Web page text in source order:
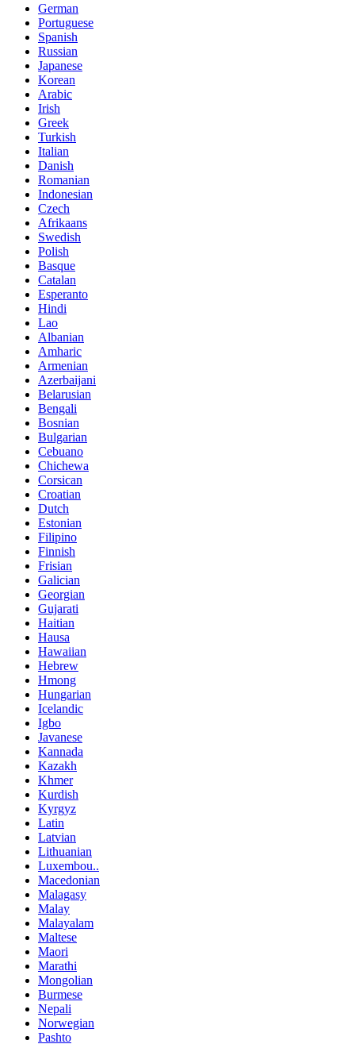
German
Portuguese
Spanish
Russian
Japanese
Korean
Arabic
Irish
Greek
Turkish
Italian
Danish
Romanian
Indonesian
Czech
Afrikaans
Swedish
Polish
Basque
Catalan
Esperanto
Hindi
Lao
Albanian
Amharic
Armenian
Azerbaijani
Belarusian
Bengali
Bosnian
Bulgarian
Cebuano
Chichewa
Corsican
Croatian
Dutch
Estonian
Filipino
Finnish
Frisian
Galician
Georgian
Gujarati
Haitian
Hausa
Hawaiian
Hebrew
Hmong
Hungarian
Icelandic
Igbo
Javanese
Kannada
Kazakh
Khmer
Kurdish
Kyrgyz
Latin
Latvian
Lithuanian
Luxembou..
Macedonian
Malagasy
Malay
Malayalam
Maltese
Maori
Marathi
Mongolian
Burmese
Nepali
Norwegian
Pashto